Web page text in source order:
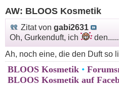
AW: BLOOS Kosmetik
Zitat von gabi2631
Oh, Gurkenduft, ich
Ah, noch eine, die den Duft so
BLOOS Kosmetik •
BLOOS Kosmetik auf